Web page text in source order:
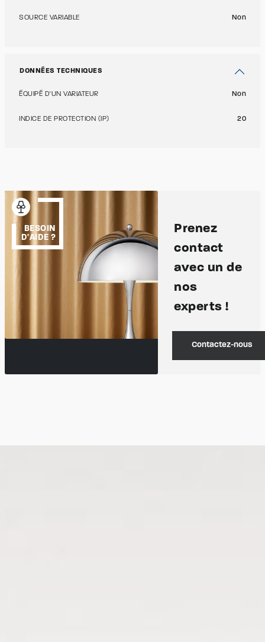
SOURCE VARIABLE Non
DONNÉES TECHNIQUES
ÉQUIPÉ D'UN VARIATEUR Non
INDICE DE PROTECTION (IP) 20
BESOIN
D'AIDE ?
Prenez
contact
avec un de
nos
experts !
Contactez-nous